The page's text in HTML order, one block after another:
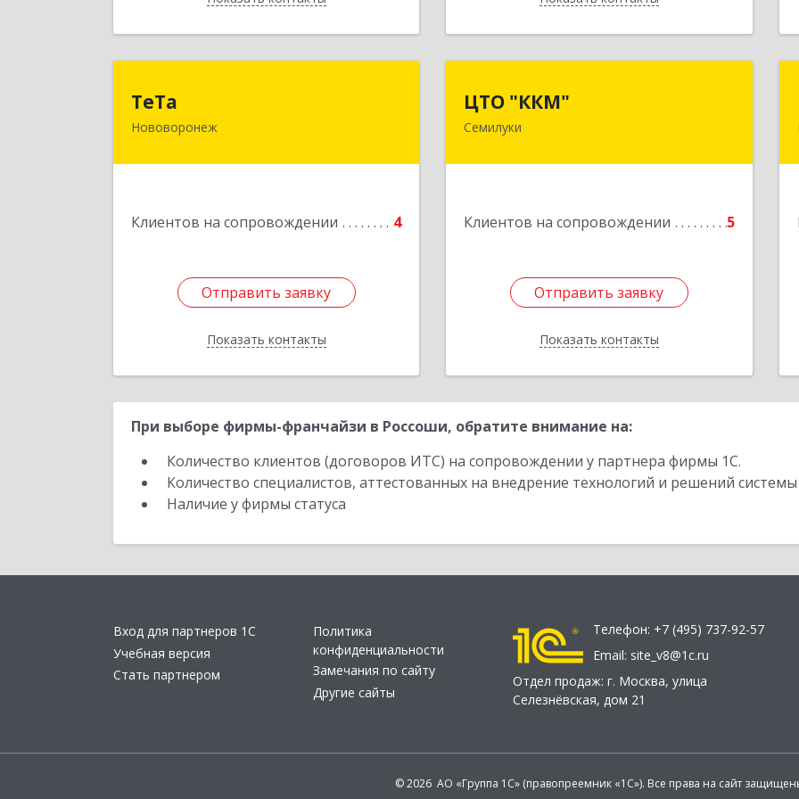
ТеТа
Нововоронеж
Клиентов на сопровождении 4
Отправить заявку
Показать контакты
396 073, Нововоронеж г, а/я, дом № 30
Отправить заявку
Назад
ЦТО "ККМ"
Семилуки
Клиентов на сопровождении 5
Отправить заявку
Показать контакты
Отправить заявку
Назад
При выборе фирмы-франчайзи в Россоши, обратите внимание на:
Количество клиентов (договоров ИТС) на сопровождении у партнера фирмы 1С.
Количество специалистов, аттестованных на внедрение технологий и решений
Наличие у фирмы статуса
Вход для партнеров 1С
Учебная версия
Стать партнером
Политика
конфиденциальности
Замечания по сайту
Другие сайты
Телефон: +7 (495) 737-92-57
Email: site_v8@1c.ru
Отдел продаж: г. Москва, улица
Селезнёвская, дом 21
© 2026 АО «Группа 1С» (правопреемник «1С»). Все права на сайт